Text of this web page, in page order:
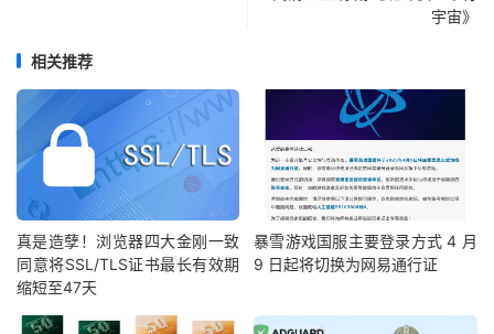
宇宙》
相关推荐
真是造孽！浏览器四大金刚一致
同意将SSL/TLS证书最长有效期
缩短至47天
暴雪游戏国服主要登录方式 4 月
9 日起将切换为网易通行证